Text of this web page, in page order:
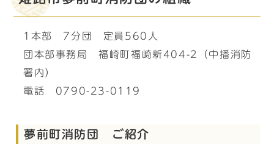
1本部 7分団 定員560人
団本部事務局 福崎町福崎新404-2（中播消防
署内）
電話 0790-23-0119
夢前町消防団 ご紹介